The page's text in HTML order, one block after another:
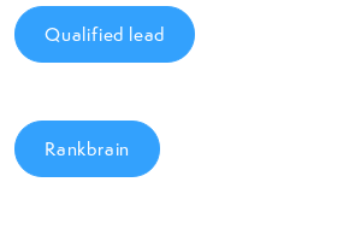
Qualified lead
Rankbrain